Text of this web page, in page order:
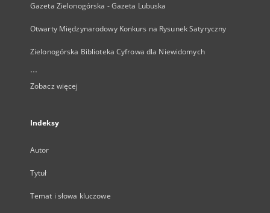
Gazeta Zielonogórska - Gazeta Lubuska
Otwarty Międzynarodowy Konkurs na Rysunek Satyryczny
Zielonogórska Biblioteka Cyfrowa dla Niewidomych
...
Zobacz więcej
Indeksy
Autor
Tytuł
Temat i słowa kluczowe